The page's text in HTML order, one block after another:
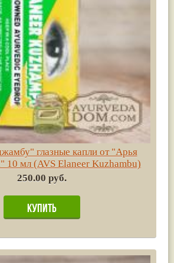
глазные капли от "Арья
10 мл (AVS Elaneer Kuzhambu)
250.00 руб.